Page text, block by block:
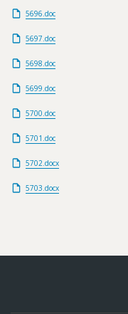
5696.doc
5697.doc
5698.doc
5699.doc
5700.doc
5701.doc
5702.docx
5703.docx